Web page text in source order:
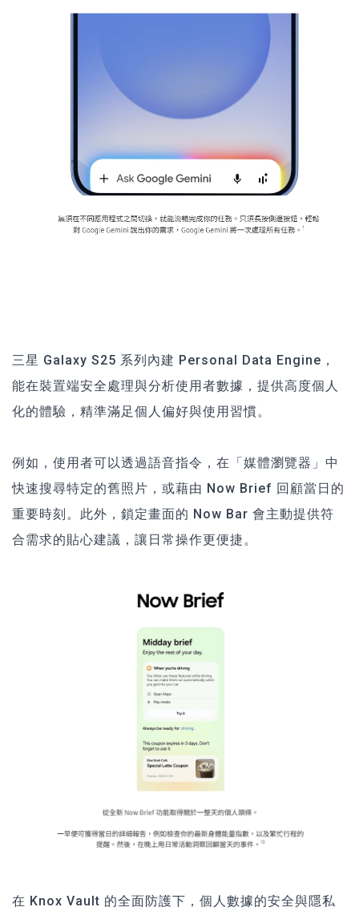
三星 Galaxy S25 系列內建 Personal Data Engine，
能在裝置端安全處理與分析使用者數據，提供高度個人
化的體驗，精準滿足個人偏好與使用習慣。
例如，使用者可以透過語音指令，在「媒體瀏覽器」中
快速搜尋特定的舊照片，或藉由 Now Brief 回顧當日的
重要時刻。此外，鎖定畫面的 Now Bar 會主動提供符
合需求的貼心建議，讓日常操作更便捷。
在 Knox Vault 的全面防護下，個人數據的安全與隱私